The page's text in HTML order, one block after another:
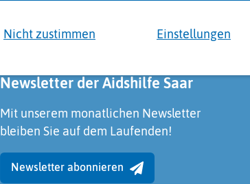
Newsletter der Aidshilfe Saar
Mit unserem monatlichen Newsletter
bleiben Sie auf dem Laufenden!
Newsletter abonnieren
Nicht zustimmen Einstellungen